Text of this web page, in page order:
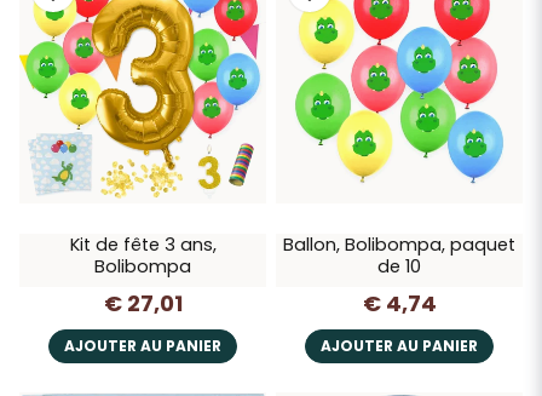
Kit de fête 3 ans,
Bolibompa
€ 27,01
AJOUTER AU PANIER
Ballon, Bolibompa, paquet
de 10
€ 4,74
AJOUTER AU PANIER